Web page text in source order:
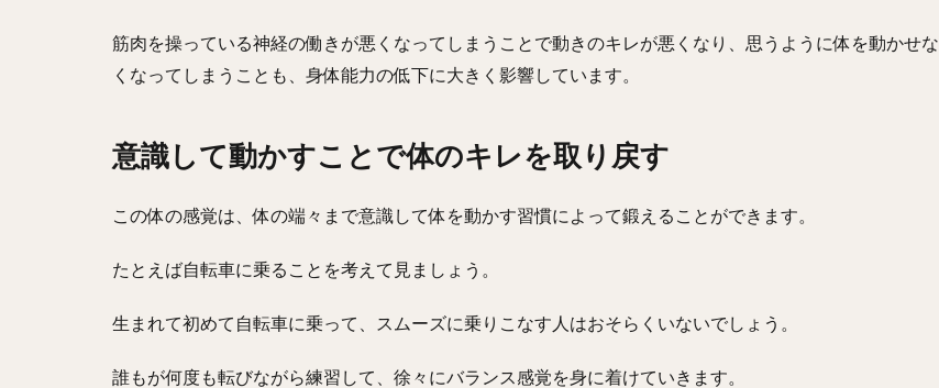
筋肉を操っている神経の働きが悪くなってしまうことで動きのキレが悪くなり、思うように体を動かせな
くなってしまうことも、身体能力の低下に大きく影響しています。
意識して動かすことで体のキレを取り戻す
この体の感覚は、体の端々まで意識して体を動かす習慣によって鍛えることができます。
たとえば自転車に乗ることを考えて見ましょう。
生まれて初めて自転車に乗って、スムーズに乗りこなす人はおそらくいないでしょう。
誰もが何度も転びながら練習して、徐々にバランス感覚を身に着けていきます。